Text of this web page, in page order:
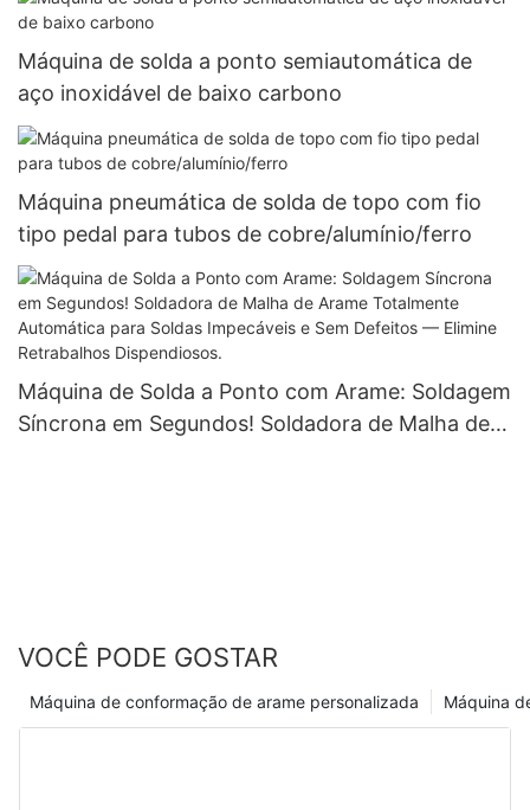
Máquina de solda a ponto semiautomática de
aço inoxidável de baixo carbono
Máquina pneumática de solda de topo com fio
tipo pedal para tubos de cobre/alumínio/ferro
Máquina de Solda a Ponto com Arame: Soldagem
Síncrona em Segundos! Soldadora de Malha de
VOCÊ PODE GOSTAR
Máquina
Máquina de conformação de arame personalizada